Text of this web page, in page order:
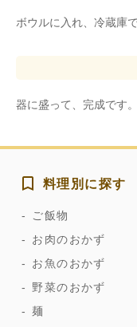
ボウルに入れ、冷蔵庫
器に盛って、完成です。
料理別に探す
ご飯物
お肉のおかず
お魚のおかず
野菜のおかず
麺